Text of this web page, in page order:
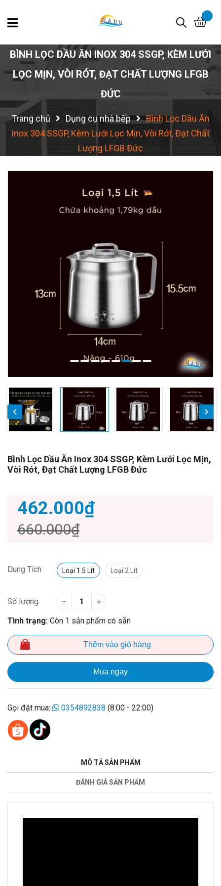
BÌNH LỌC DẦU ĂN INOX 304 SSGP, KÈM LƯỚI
LỌC MỊN, VÒI RÓT, ĐẠT CHẤT LƯỢNG LFGB
ĐỨC
Trang chủ Dụng cụ nhà bếp
Bình Lọc Dầu Ăn
Inox 304 SSGP, Kèm Lưới Lọc Mịn, Vòi Rót, Đạt Chất
Lượng LFGB Đức
Bình Lọc Dầu Ăn Inox 304 SSGP, Kèm Lưới Lọc Mịn,
Vòi Rót, Đạt Chất Lượng LFGB Đức
462.000₫
660.000₫
Dung Tích Loại 1.5 Lít Loại 2 Lít
Số lượng
Tình trạng: Còn 1 sản phẩm có sẵn
Thêm vào giỏ hàng
Mua ngay
Gọi đặt mua: 0354892838 (8:00 - 22:00)
MÔ TẢ SẢN PHẨM
ĐÁNH GIÁ SẢN PHẨM